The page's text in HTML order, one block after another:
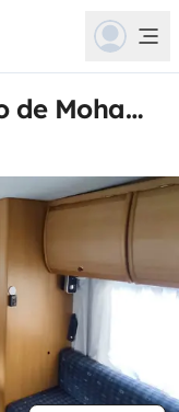
Autocaravana capucino de Mohamed